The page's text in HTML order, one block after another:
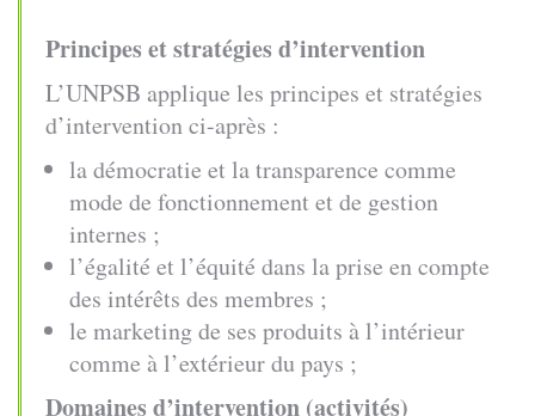
Principes et stratégies d’intervention
L’UNPSB applique les principes et stratégies
d’intervention ci-après :
la démocratie et la transparence comme
mode de fonctionnement et de gestion
internes ;
l’égalité et l’équité dans la prise en compte
des intérêts des membres ;
le marketing de ses produits à l’intérieur
comme à l’extérieur du pays ;
Domaines d’intervention (activités)